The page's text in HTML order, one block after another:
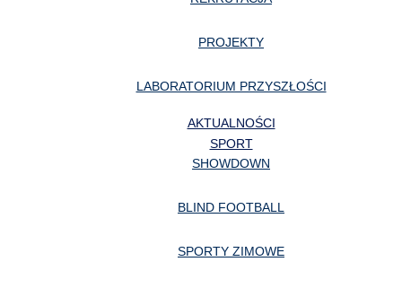
PROJEKTY
LABORATORIUM PRZYSZŁOŚCI
AKTUALNOŚCI
SPORT
SHOWDOWN
BLIND FOOTBALL
SPORTY ZIMOWE